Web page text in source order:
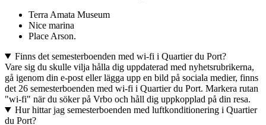
Terra Amata Museum
Nice marina
Place Arson.
Finns det semesterboenden med wi-fi i Quartier du Port?
Vare sig du skulle vilja hålla dig uppdaterad med nyhetsrubrikerna,
gå igenom din e-post eller lägga upp en bild på sociala medier, finns
det 26 semesterboenden med wi-fi i Quartier du Port. Markera rutan
"wi-fi" när du söker på Vrbo och håll dig uppkopplad på din resa.
Hur hittar jag semesterboenden med luftkonditionering i Quartier
du Port?